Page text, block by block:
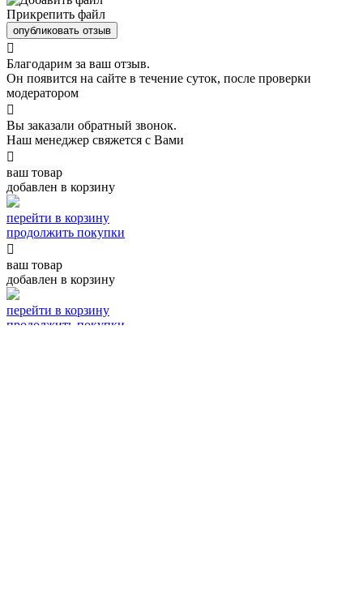
Прикрепить файл
опубликовать отзыв

Благодарим за ваш отзыв.
Он появится на сайте в течение суток, после проверки
модератором

Вы заказали обратный звонок.
Наш менеджер свяжется с Вами

ваш товар
добавлен в корзину
перейти в корзину
продолжить покупки

ваш товар
добавлен в корзину
перейти в корзину
продолжить покупки